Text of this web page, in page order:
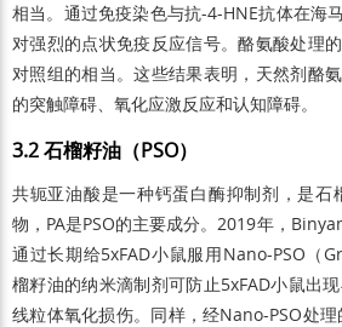
相当。通过免疫染色与抗-4-HNE抗体在海
对强烈的点状免疫反应信号。酪氨酸处理
对照组的相当。这些结果表明，天然剂酪
的突触障碍、氧化应激反应和认知障碍。
3.2 石榴籽油（PSO）
共轭亚油酸是一种钙蛋白酶抑制剂，是石
物，PA是PSO的主要成分。2019年，
通过长期给5xFAD小鼠服用Nano-PSO（
榴籽油的纳米滴制剂可防止5xFAD小鼠出
线粒体氧化损伤。同样，经Nano-PSO处